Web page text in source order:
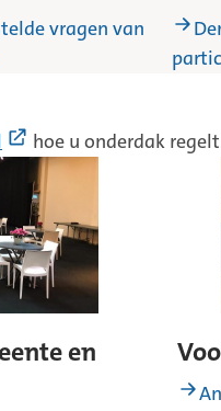
vragen van
(Externe
link)
hoe u onderdak
en